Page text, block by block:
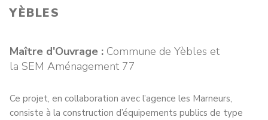
YÈBLES
Maître d'Ouvrage : Commune de Yèbles et
la SEM Aménagement 77
Ce projet, en collaboration avec l’agence les Marneurs,
consiste à la construction d’équipements publics de type